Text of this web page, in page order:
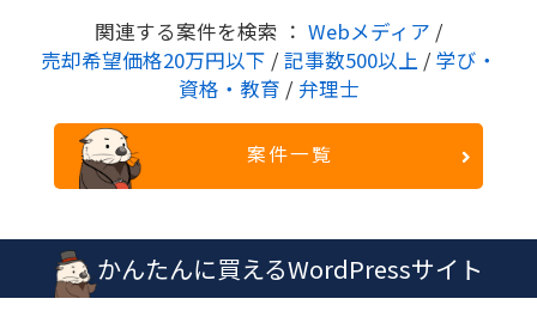
関連する案件を検索 ： Webメディア /
売却希望価格20万円以下 / 記事数500以上 / 学び・
資格・教育 / 弁理士
案件一覧
かんたんに買えるWordPressサイト